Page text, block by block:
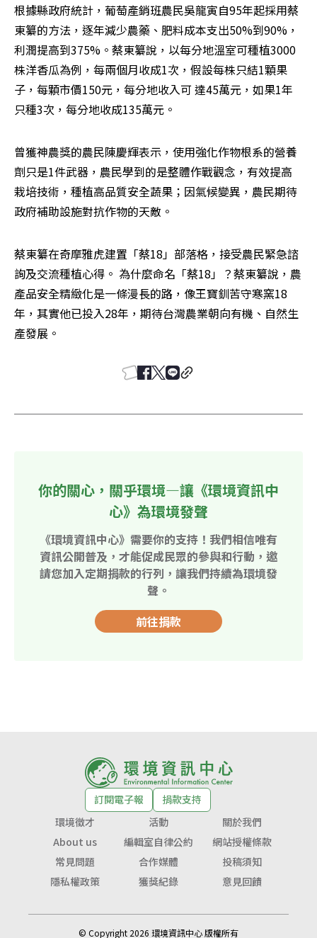
根據縣政府統計，葡萄產銷班農民吳龍寅自95年起採用蔡
東纂的方法，逐年減少農藥、肥料成本支出50%到90%，
利潤提高到375%。蔡東纂說，以每分地溫室可種植3000
株洋香瓜為例，每兩個月收成1次，假設每株只結1顆果
子，每顆市價150元，每分地收入可 達45萬元，如果1年
只種3次，每分地收成135萬元。
曾獲神農獎的農民陳慶輝表示，使用強化作物根系的營養
劑只是1件武器，農民學到的是整體作戰觀念，有效提高
栽培技術，種植高品質安全蔬果；因氣候變異，農民期待
政府補助設施對抗作物的天敵。
蔡東纂在奇摩雅虎建置「蔡18」部落格，接受農民緊急諮
詢及交流種植心得。 為什麼命名「蔡18」？蔡東纂說，農
產品安全精緻化是一條漫長的路，像王寶釧苦守寒窯18
年，其實他已投入28年，期待台灣農業朝向有機、自然生
產發展。
你的關心，關乎環境—讓《環境資訊中
心》為環境發聲
《環境資訊中心》需要你的支持！我們相信唯有
資訊公開普及，才能促成民眾的參與和行動，邀
請您加入定期捐款的行列，讓我們持續為環境發
聲。
前往捐款
訂閱電子報
捐款支持
環境徵才
活動
關於我們
About us
編輯室自律公約
網站授權條款
常見問題
合作媒體
投稿須知
隱私權政策
獲獎紀錄 意見回饋
© Copyright 2026 環境資訊中心 版權所有